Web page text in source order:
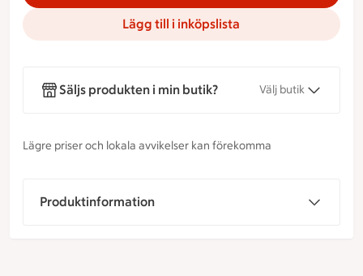
Lägg till i inköpslista
Säljs produkten i min butik? Välj butik
Lägre priser och lokala avvikelser kan förekomma
Produktinformation